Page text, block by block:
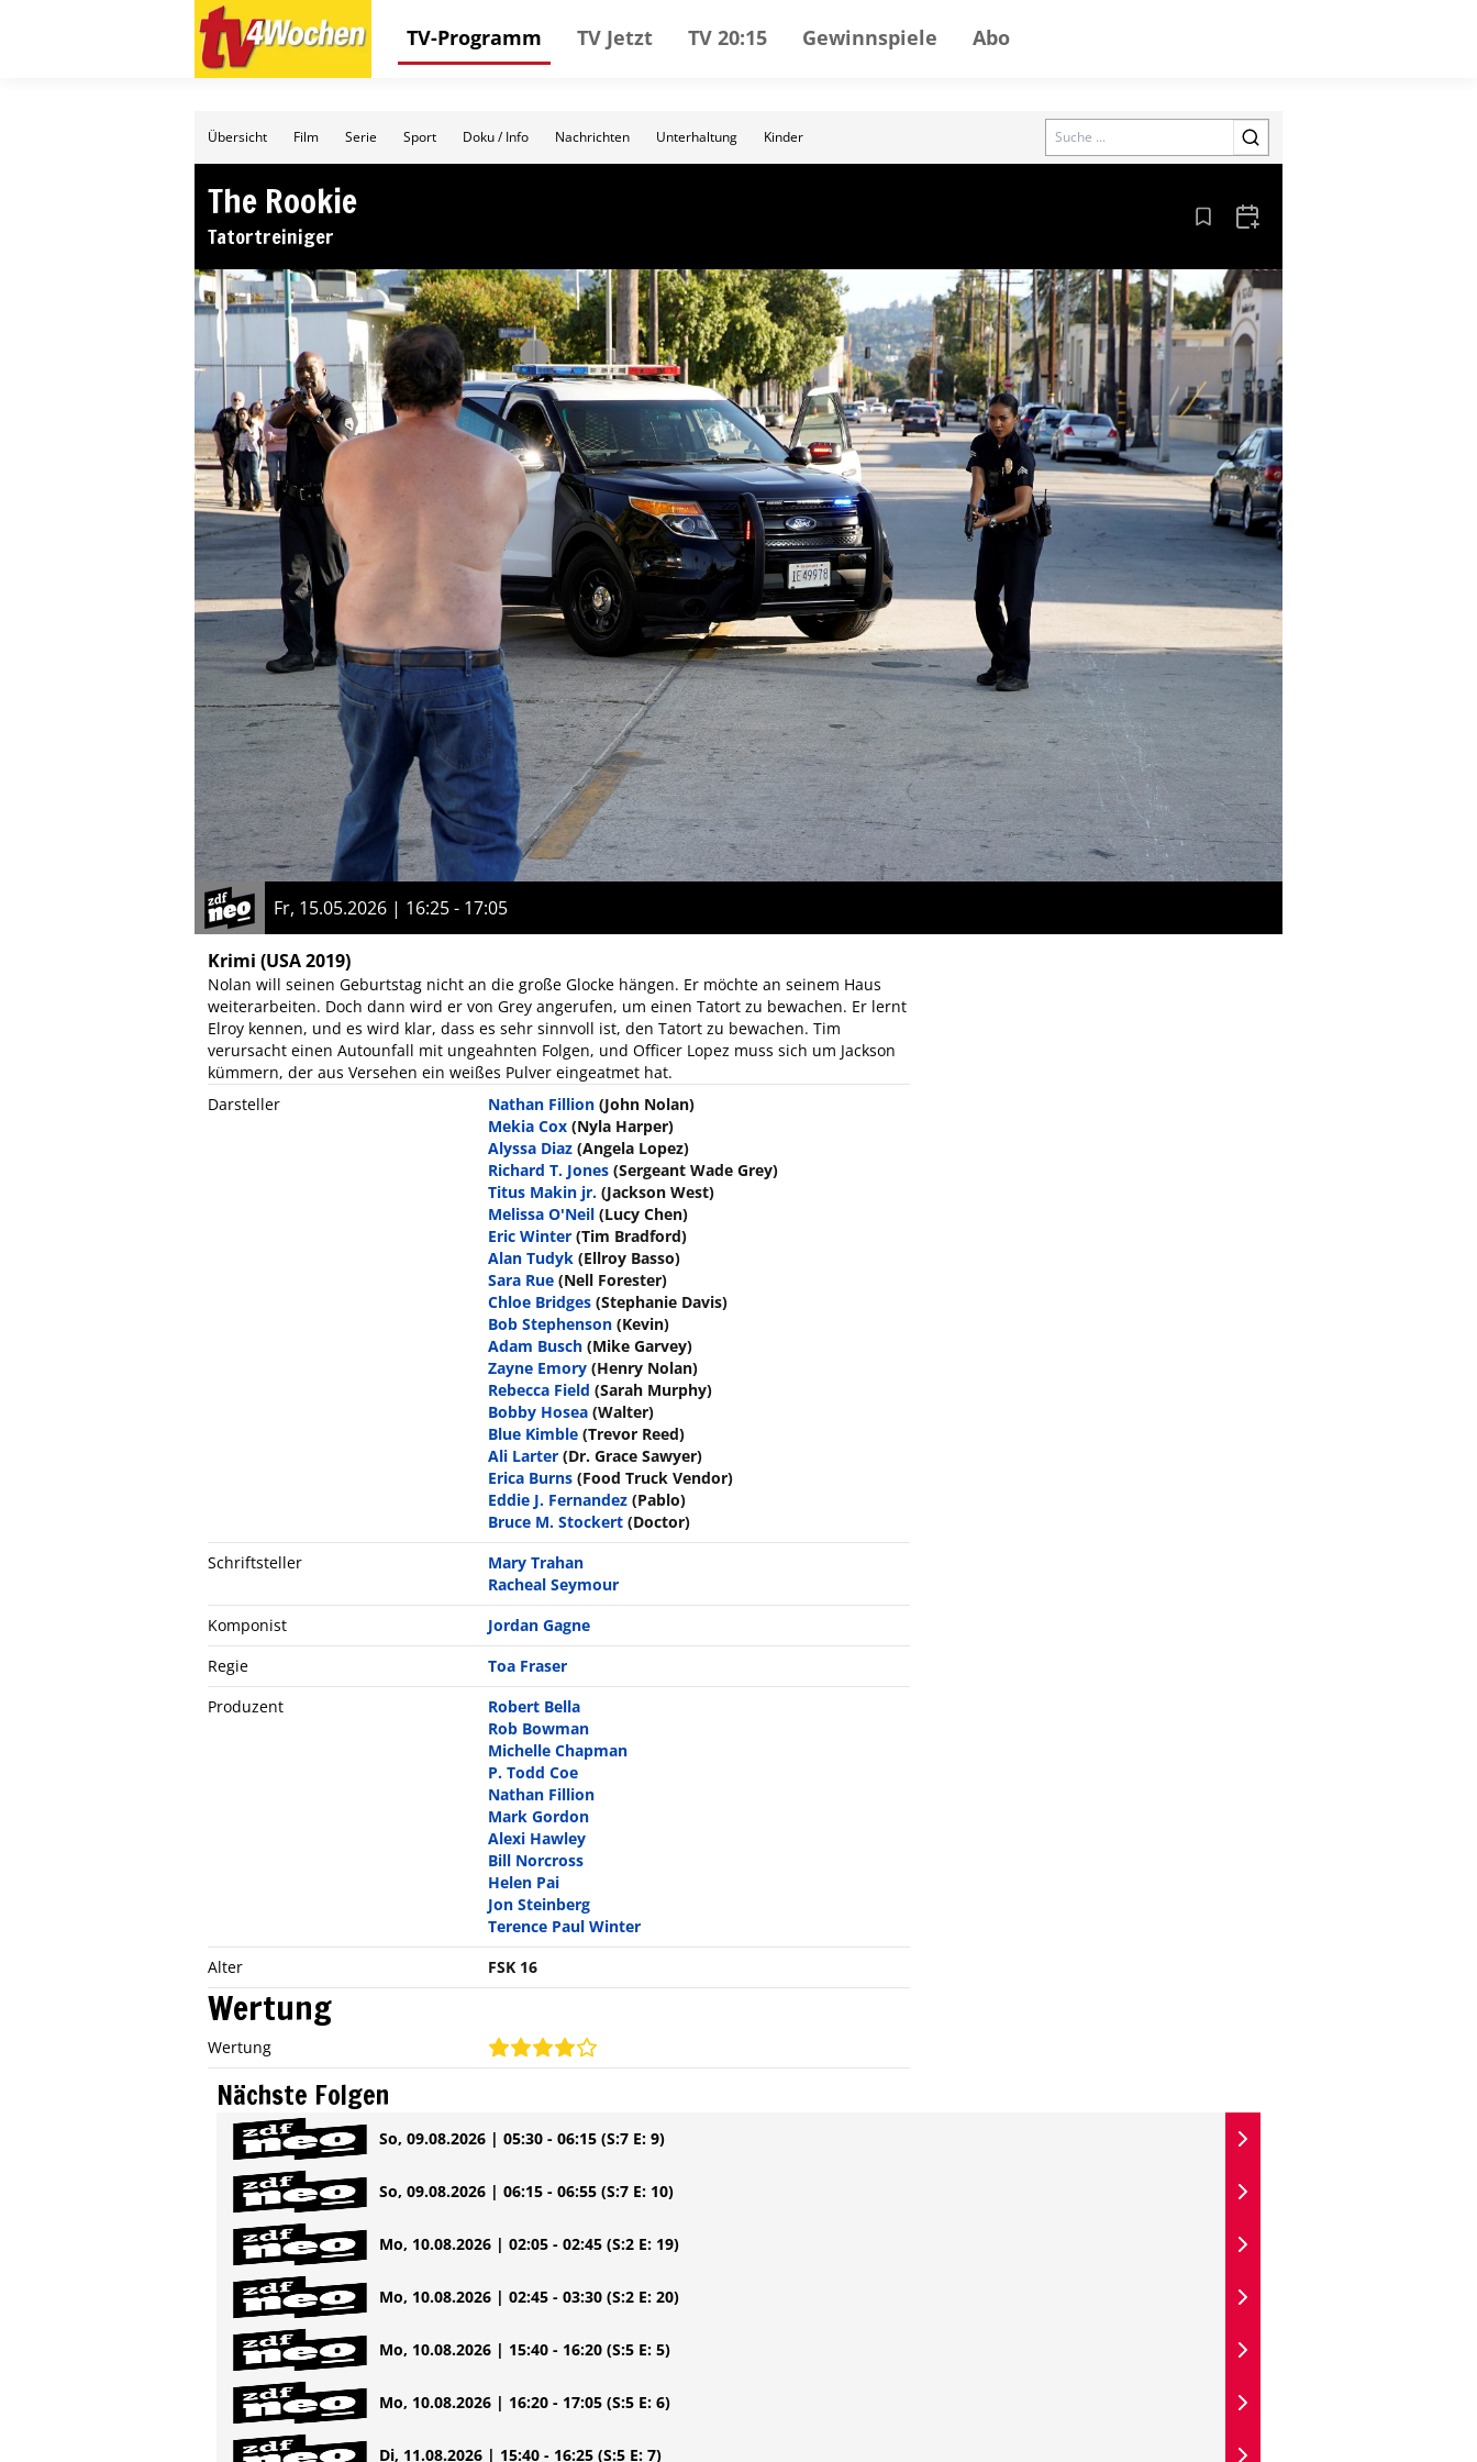
TV-Programm TV Jetzt TV 20:15 Gewinnspiele Abo
Übersicht Film Serie Sport Doku / Info Nachrichten Unterhaltung Kinder Search
The Rookie
Tatortreiniger Aus den Lesezeichen entfernen
Zum Kalender hinzufügen
Fr, 15.05.2026 | 16:25 - 17:05
Krimi (USA 2019)
Nolan will seinen Geburtstag nicht an die große Glocke hängen. Er möchte an seinem Haus
weiterarbeiten. Doch dann wird er von Grey angerufen, um einen Tatort zu bewachen. Er lernt
Elroy kennen, und es wird klar, dass es sehr sinnvoll ist, den Tatort zu bewachen. Tim
verursacht einen Autounfall mit ungeahnten Folgen, und Officer Lopez muss sich um Jackson
kümmern, der aus Versehen ein weißes Pulver eingeatmet hat.
Darsteller
Nathan Fillion (John Nolan)
Mekia Cox (Nyla Harper)
Alyssa Diaz (Angela Lopez)
Richard T. Jones (Sergeant Wade Grey)
Titus Makin jr. (Jackson West)
Melissa O'Neil (Lucy Chen)
Eric Winter (Tim Bradford)
Alan Tudyk (Ellroy Basso)
Sara Rue (Nell Forester)
Chloe Bridges (Stephanie Davis)
Bob Stephenson (Kevin)
Adam Busch (Mike Garvey)
Zayne Emory (Henry Nolan)
Rebecca Field (Sarah Murphy)
Bobby Hosea (Walter)
Blue Kimble (Trevor Reed)
Ali Larter (Dr. Grace Sawyer)
Erica Burns (Food Truck Vendor)
Eddie J. Fernandez (Pablo)
Bruce M. Stockert (Doctor)
Schriftsteller
Mary Trahan
Racheal Seymour
Komponist
Jordan Gagne
Regie
Toa Fraser
Produzent
Robert Bella
Rob Bowman
Michelle Chapman
P. Todd Coe
Nathan Fillion
Mark Gordon
Alexi Hawley
Bill Norcross
Helen Pai
Jon Steinberg
Terence Paul Winter
Alter
FSK 16
Wertung
Wertung
Nächste Folgen
So, 09.08.2026 | 05:30 - 06:15 (S:7 E: 9)
So, 09.08.2026 | 06:15 - 06:55 (S:7 E: 10)
Mo, 10.08.2026 | 02:05 - 02:45 (S:2 E: 19)
Mo, 10.08.2026 | 02:45 - 03:30 (S:2 E: 20)
Mo, 10.08.2026 | 15:40 - 16:20 (S:5 E: 5)
Mo, 10.08.2026 | 16:20 - 17:05 (S:5 E: 6)
Di, 11.08.2026 | 15:40 - 16:25 (S:5 E: 7)